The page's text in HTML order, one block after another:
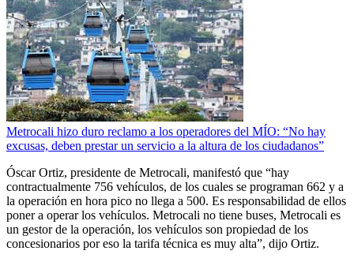
Metrocali hizo duro reclamo a los operadores del MÍO: “No hay
excusas, deben prestar un servicio a la altura de los ciudadanos”
Óscar Ortiz, presidente de Metrocali, manifestó que “hay
contractualmente 756 vehículos, de los cuales se programan 662 y a
la operación en hora pico no llega a 500. Es responsabilidad de ellos
poner a operar los vehículos. Metrocali no tiene buses, Metrocali es
un gestor de la operación, los vehículos son propiedad de los
concesionarios por eso la tarifa técnica es muy alta”, dijo Ortiz.